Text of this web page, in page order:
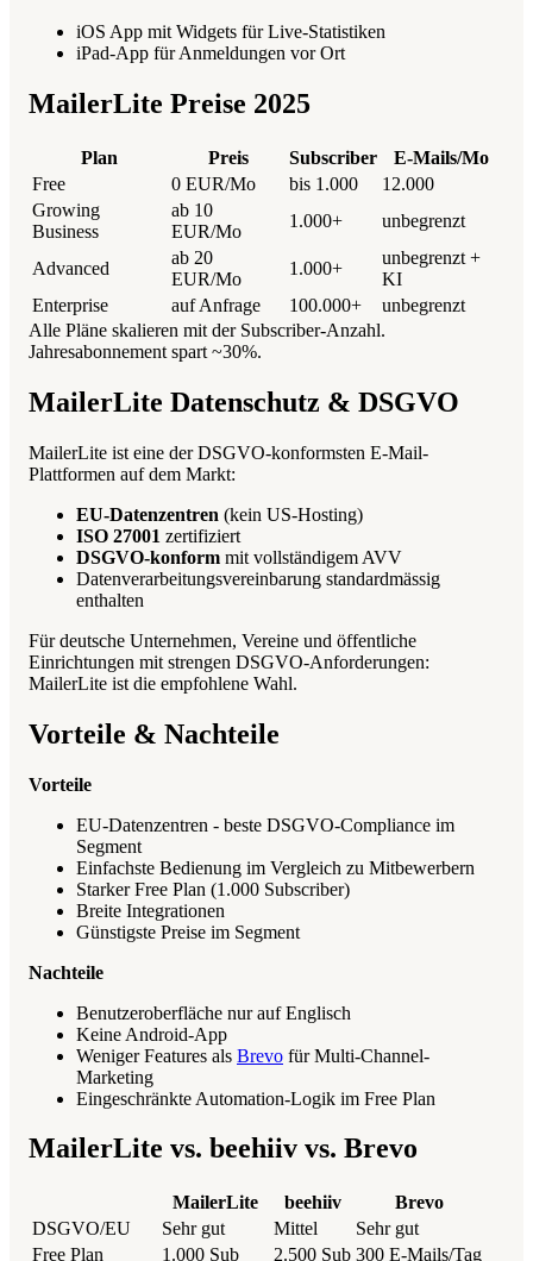
iOS App mit Widgets für Live-Statistiken
iPad-App für Anmeldungen vor Ort
MailerLite Preise 2025
Plan Preis Subscriber
E-Mails/Mo
Free
0 EUR/Mo bis 1.000
12.000
Growing
Business
ab 10
EUR/Mo
1.000+ unbegrenzt
Advanced
ab 20
EUR/Mo
1.000+
unbegrenzt +
KI
Enterprise
auf Anfrage 100.000+
unbegrenzt
Alle Pläne skalieren mit der Subscriber-Anzahl.
Jahresabonnement spart ~30%.
MailerLite Datenschutz & DSGVO
MailerLite ist eine der DSGVO-konformsten E-Mail-
Plattformen auf dem Markt:
EU-Datenzentren (kein US-Hosting)
ISO 27001 zertifiziert
DSGVO-konform mit vollständigem AVV
Datenverarbeitungsvereinbarung standardmässig
enthalten
Für deutsche Unternehmen, Vereine und öffentliche
Einrichtungen mit strengen DSGVO-Anforderungen:
MailerLite ist die empfohlene Wahl.
Vorteile & Nachteile
Vorteile
EU-Datenzentren - beste DSGVO-Compliance im
Segment
Einfachste Bedienung im Vergleich zu Mitbewerbern
Starker Free Plan (1.000 Subscriber)
Breite Integrationen
Günstigste Preise im Segment
Nachteile
Benutzeroberfläche nur auf Englisch
Keine Android-App
Weniger Features als Brevo für Multi-Channel-
Marketing
Eingeschränkte Automation-Logik im Free Plan
MailerLite vs. beehiiv vs. Brevo
MailerLite beehiiv
Brevo
DSGVO/EU
Sehr gut Mittel
Sehr gut
Free Plan
1.000 Sub 2.500 Sub 300 E-Mails/Tag